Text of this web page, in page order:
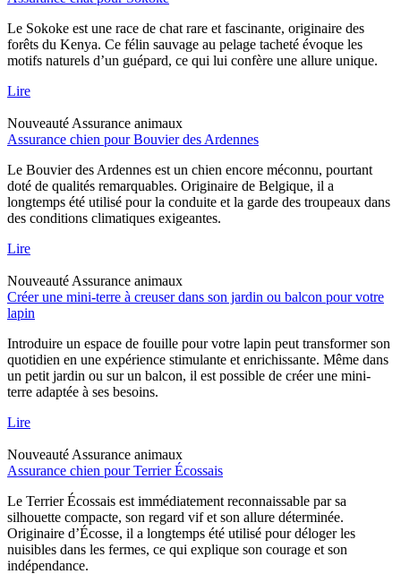
Le Sokoke est une race de chat rare et fascinante, originaire des
forêts du Kenya. Ce félin sauvage au pelage tacheté évoque les
motifs naturels d’un guépard, ce qui lui confère une allure unique.
Lire
Nouveauté Assurance animaux
Assurance chien pour Bouvier des Ardennes
Le Bouvier des Ardennes est un chien encore méconnu, pourtant
doté de qualités remarquables. Originaire de Belgique, il a
longtemps été utilisé pour la conduite et la garde des troupeaux dans
des conditions climatiques exigeantes.
Lire
Nouveauté Assurance animaux
Créer une mini-terre à creuser dans son jardin ou balcon pour votre
lapin
Introduire un espace de fouille pour votre lapin peut transformer son
quotidien en une expérience stimulante et enrichissante. Même dans
un petit jardin ou sur un balcon, il est possible de créer une mini-
terre adaptée à ses besoins.
Lire
Nouveauté Assurance animaux
Assurance chien pour Terrier Écossais
Le Terrier Écossais est immédiatement reconnaissable par sa
silhouette compacte, son regard vif et son allure déterminée.
Originaire d’Écosse, il a longtemps été utilisé pour déloger les
nuisibles dans les fermes, ce qui explique son courage et son
indépendance.